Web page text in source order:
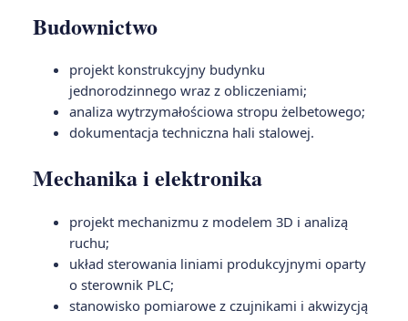
Budownictwo
projekt konstrukcyjny budynku
jednorodzinnego wraz z obliczeniami;
analiza wytrzymałościowa stropu żelbetowego;
dokumentacja techniczna hali stalowej.
Mechanika i elektronika
projekt mechanizmu z modelem 3D i analizą
ruchu;
układ sterowania liniami produkcyjnymi oparty
o sterownik PLC;
stanowisko pomiarowe z czujnikami i akwizycją